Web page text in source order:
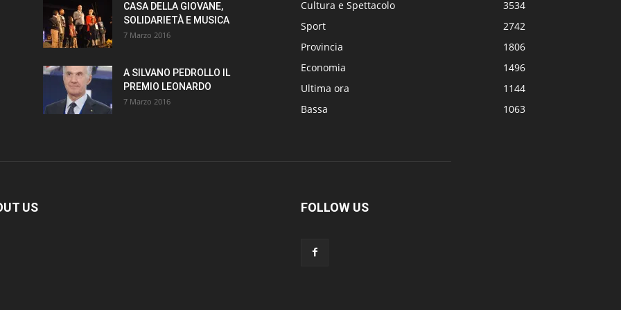
CASA DELLA GIOVANE,
SOLIDARIETÀ E MUSICA
7 Marzo 2016
A SILVANO PEDROLLO IL
PREMIO LEONARDO
7 Marzo 2016
Cultura e Spettacolo
3534
Sport
2742
Provincia
1806
Economia
1496
Ultima ora
1144
Bassa
1063
US FOLLOW US